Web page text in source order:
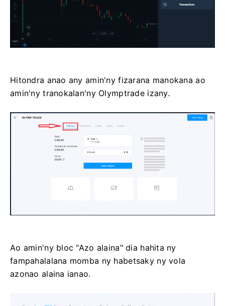
Hitondra anao any amin'ny fizarana manokana ao
amin'ny tranokalan'ny Olymptrade izany.
Ao amin'ny bloc "Azo alaina" dia hahita ny
fampahalalana momba ny habetsaky ny vola
azonao alaina ianao.